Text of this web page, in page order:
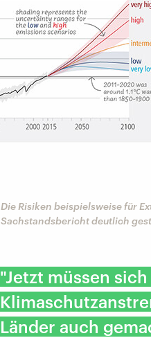
Die Risiken beispielsweise für
Sachstandsbericht deutlich
"Jetzt müssen
Länder auch